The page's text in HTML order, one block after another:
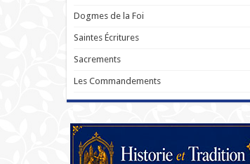
Dogmes de la Foi
Saintes Écritures
Sacrements
Les Commandements